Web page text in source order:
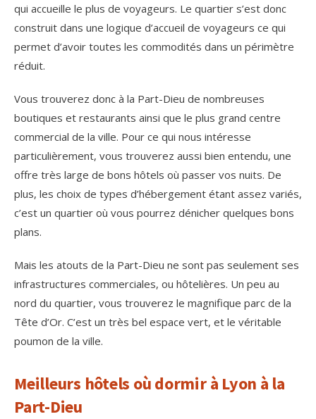
qui accueille le plus de voyageurs. Le quartier s’est donc
construit dans une logique d’accueil de voyageurs ce qui
permet d’avoir toutes les commodités dans un périmètre
réduit.
Vous trouverez donc à la Part-Dieu de nombreuses
boutiques et restaurants ainsi que le plus grand centre
commercial de la ville. Pour ce qui nous intéresse
particulièrement, vous trouverez aussi bien entendu, une
offre très large de bons hôtels où passer vos nuits. De
plus, les choix de types d’hébergement étant assez variés,
c’est un quartier où vous pourrez dénicher quelques bons
plans.
Mais les atouts de la Part-Dieu ne sont pas seulement ses
infrastructures commerciales, ou hôtelières. Un peu au
nord du quartier, vous trouverez le magnifique parc de la
Tête d’Or. C’est un très bel espace vert, et le véritable
poumon de la ville.
Meilleurs hôtels où dormir à Lyon à la
Part-Dieu